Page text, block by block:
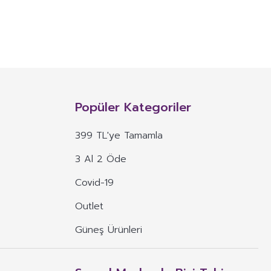
maddelerin konsantre veya ekstraktlarının tek başına veya
dozu belirlenmiş ürünleri ifade eder.
böyle özelliklere atıfta bulunan ifadeler yer alamaz.
eden veya vurgulayan ifadeler yer alamaz.
Popüler Kategoriler
399 TL'ye Tamamla
3 Al 2 Öde
Covid-19
Outlet
Güneş Ürünleri